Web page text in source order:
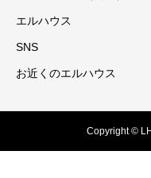
エルハウス
SNS
お近くのエルハウス
Copyright ©